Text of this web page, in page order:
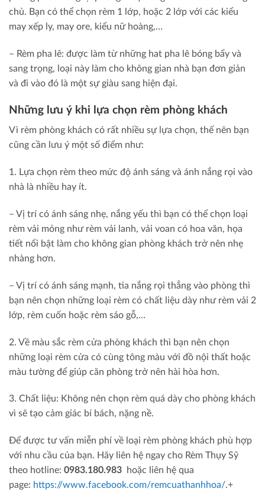
chủ. Bạn có thể chọn rèm 1 lớp, hoặc 2 lớp với các kiểu
may xếp ly, may ore, kiểu nữ hoàng,…
– Rèm pha lê: được làm từ những hat pha lê bóng bẩy và
sang trọng, loại này làm cho không gian nhà bạn đơn giản
và đi vào đó là một sự giàu sang hiện đại.
Những lưu ý khi lựa chọn rèm phòng khách
Vì rèm phòng khách có rất nhiều sự lựa chọn, thế nên bạn
cũng cần lưu ý một số điểm như:
1. Lựa chọn rèm theo mức độ ánh sáng và ánh nắng rọi vào
nhà là nhiều hay ít.
– Vị trí có ánh sáng nhẹ, nắng yếu thì bạn có thể chọn loại
rèm vải mỏng như rèm vải lanh, vải voan có hoa văn, họa
tiết nổi bật làm cho không gian phòng khách trở nên nhẹ
nhàng hơn.
– Vị trí có ánh sáng mạnh, tia nắng rọi thẳng vào phòng thì
bạn nên chọn những loại rèm có chất liệu dày như rèm vải 2
lớp, rèm cuốn hoặc rèm sáo gỗ,…
2. Về màu sắc rèm cửa phòng khách thì bạn nên chọn
những loại rèm cửa có cùng tông màu với đồ nội thất hoặc
màu tường để giúp căn phòng trở nên hài hòa hơn.
3. Chất liệu: Không nên chọn rèm quá dày cho phòng khách
vì sẽ tạo cảm giác bí bách, nặng nề.
Để được tư vấn miễn phí về loại rèm phòng khách phù hợp
với nhu cầu của bạn. Hãy liên hệ ngay cho Rèm Thụy Sỹ
theo hotline: 0983.180.983 hoặc liên hệ qua
page: https://www.facebook.com/remcuathanhhoa/.+